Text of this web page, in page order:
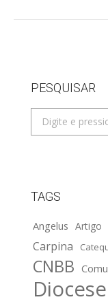
PESQUISAR
Search:
TAGS
Angelus Artigo
Carpina
CNBB